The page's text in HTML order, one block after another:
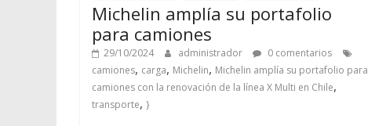
Michelin amplía su portafolio
para camiones
29/10/2024 administrador
0 comentarios
camiones, carga, Michelin, Michelin amplía su portafolio para
camiones con la renovación de la línea X Multi en Chile,
transporte, }